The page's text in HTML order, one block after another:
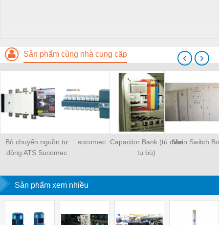
Sản phẩm cùng nhà cung cấp
Bộ chuyển nguồn tự
động ATS Socomec
socomec Capacitor Bank (tủ điện
tụ bù)
Main Switch
‹ ›
Sản phẩm xem nhiều